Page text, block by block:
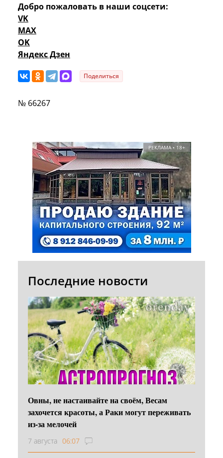
Добро пожаловать в наши соцсети:
VK
MAX
OK
Яндекс Дзен
Поделиться
№ 66267
РЕКЛАМА • 18+
Последние новости
Овны, не настаивайте на своём, Весам
захочется красоты, а Раки могут переживать
из-за мелочей
7 августа 06:07